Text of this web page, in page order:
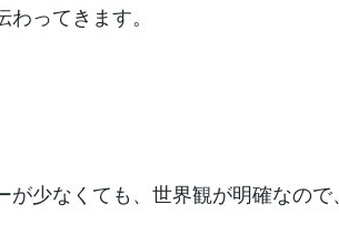
ってきます。
少なくても、世界観が明確なので、